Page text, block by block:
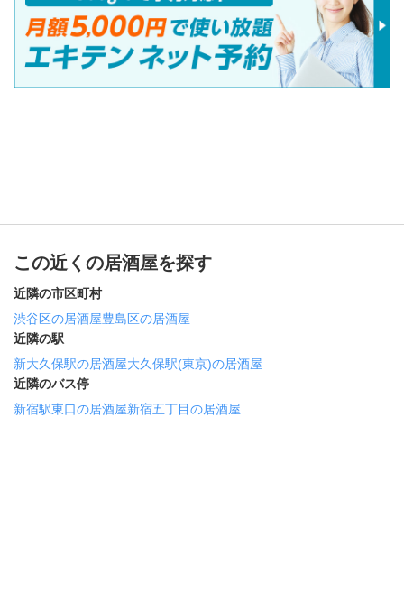
この近くの居酒屋を探す
近隣の市区町村
渋谷区の居酒屋豊島区の居酒屋
近隣の駅
新大久保駅の居酒屋大久保駅(東京)の居酒屋
近隣のバス停
新宿駅東口の居酒屋新宿五丁目の居酒屋